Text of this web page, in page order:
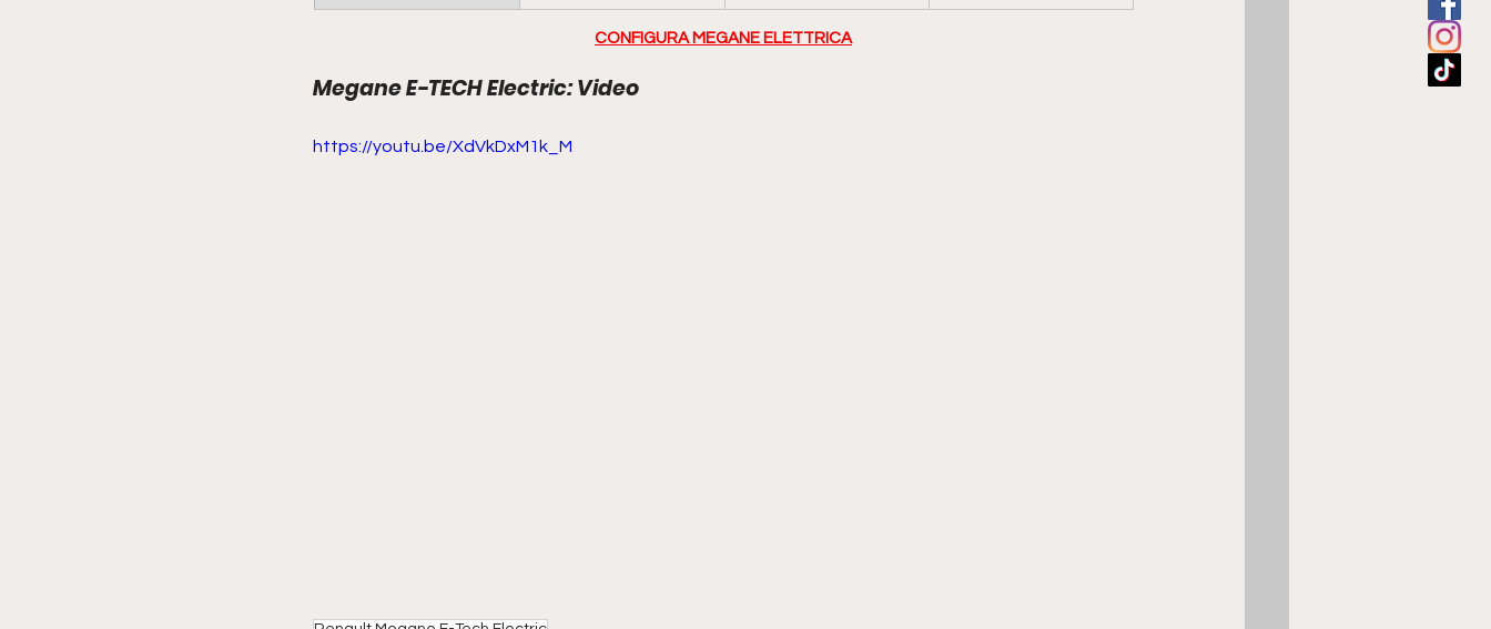
CONFIGURA MEGANE ELETTRICA
Megane E-TECH Electric: Video
https://youtu.be/XdVkDxM1k_M